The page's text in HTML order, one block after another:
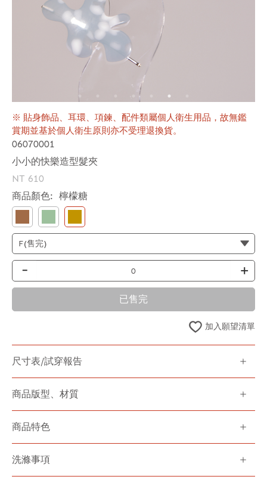
※ 貼身飾品、耳環、項鍊、配件類屬個人衛生用品，故無鑑
賞期並基於個人衛生原則亦不受理退換貨。
06070001
小小的快樂造型髮夾
NT 610
商品顏色: 檸檬糖
- +
已售完
加入願望清單
尺寸表/試穿報告
商品版型、材質
商品特色
洗滌事項